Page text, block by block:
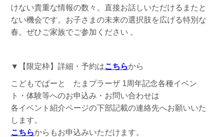
けない貴重な情報の数々。直接お話しいただけるまたと
ない機会です。お子さまの未来の選択肢を広げる特別な
春。ぜひご家族でご参加ください 。
▼【限定枠】詳細・予約はこちらから
こどもでぱーと たまプラーザ 1周年記念各種イベン
ト・体験等へのお申込み・お問い合わせは
各イベント紹介ページの下部記載の連絡先へお願いいた
します。
こちらからもお申込みいただけます。